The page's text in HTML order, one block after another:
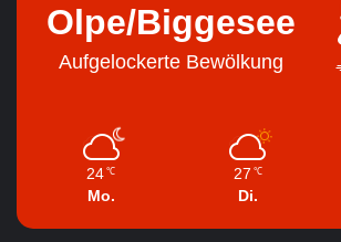
Olpe/Biggesee
Aufgelockerte Bewölkung
24 ℃
Mo.
27 ℃
Di.